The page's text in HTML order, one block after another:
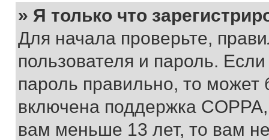
» Я только что
Для начала проверьте,
пользователя и пароль.
пароль правильно, то может
включена поддержка
вам меньше 13 лет, то вам